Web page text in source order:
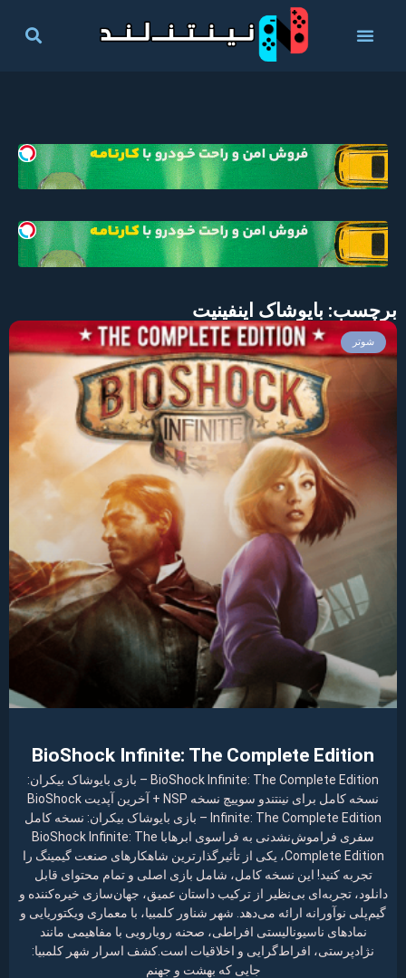
برچسب: بایوشاک اینفینیت
شوتر
BioShock Infinite: The Complete Edition
BioShock Infinite: The Complete Edition – بازی بایوشاک بیکران:
نسخه کامل برای نینتندو سوییچ نسخه NSP + آخرین آپدیت BioShock
Infinite: The Complete Edition – بازی بایوشاک بیکران: نسخه کامل
سفری فراموش‌نشدنی به فراسوی ابرهابا BioShock Infinite: The
Complete Edition، یکی از تأثیرگذارترین شاهکارهای صنعت گیمینگ را
تجربه کنید! این نسخه کامل، شامل بازی اصلی و تمام محتوای قابل
دانلود، تجربه‌ای بی‌نظیر از ترکیب داستان عمیق، جهان‌سازی خیره‌کننده و
گیم‌پلی نوآورانه ارائه می‌دهد. شهر شناور کلمبیا، با معماری ویکتوریایی و
نمادهای ناسیونالیستی افراطی، صحنه رویارویی با مفاهیمی مانند
نژادپرستی، افراط‌گرایی و اخلاقیات است.کشف اسرار شهر کلمبیا:
جایی که بهشت و جهنم